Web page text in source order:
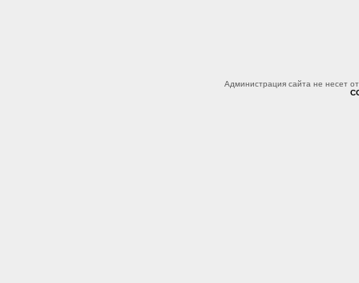
Администрация сайта не несет